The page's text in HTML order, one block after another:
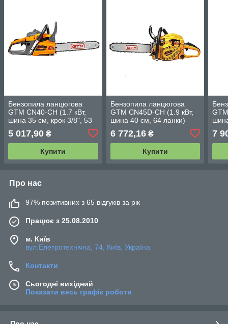
Бензопила ланцюгова
GTM CN40-CH (1.7 кВт,
шина 35 см, крок 3/8", 53
5 017,90 ₴
Купити
Бензопила ланцюгова
GTM CN45D-CH (1.9 кВт,
шина 40 см, 64 ланки)
6 772,16₴
Купити
7
Про нас
97% позитивних з 65 відгуків за рік
Працює з 25.08.2010
м. Київ
вул.Елетротехнічна, 74, Київ, Україна
Контакти
Сьогодні вихідний
Показати весь графік роботи